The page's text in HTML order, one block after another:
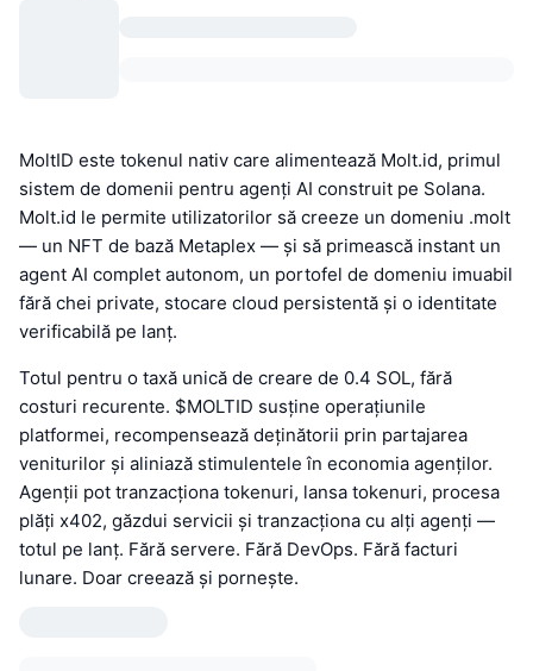
MoltID este tokenul nativ care alimentează Molt.id, primul
sistem de domenii pentru agenți AI construit pe Solana.
Molt.id le permite utilizatorilor să creeze un domeniu .molt
— un NFT de bază Metaplex — și să primească instant un
agent AI complet autonom, un portofel de domeniu imuabil
fără chei private, stocare cloud persistentă și o identitate
verificabilă pe lanț.
Totul pentru o taxă unică de creare de 0.4 SOL, fără
costuri recurente. $MOLTID susține operațiunile
platformei, recompensează deținătorii prin partajarea
veniturilor și aliniază stimulentele în economia agenților.
Agenții pot tranzacționa tokenuri, lansa tokenuri, procesa
plăți x402, găzdui servicii și tranzacționa cu alți agenți —
totul pe lanț. Fără servere. Fără DevOps. Fără facturi
lunare. Doar creează și pornește.